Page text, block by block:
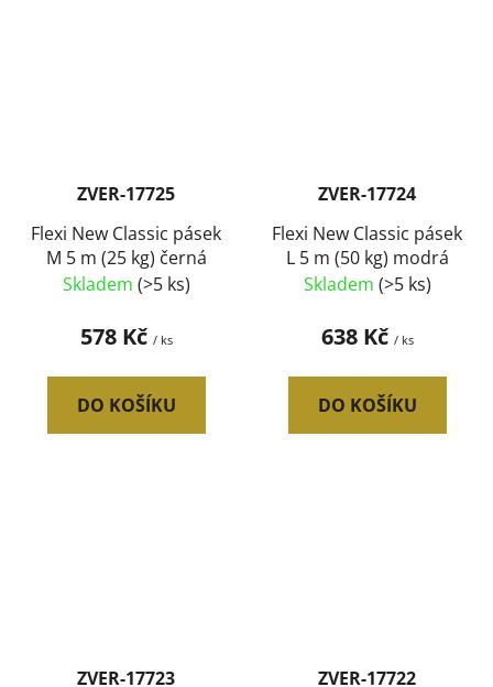
ZVER-17725
Flexi New Classic pásek
M 5 m (25 kg) černá
Skladem (>5 ks)
578 Kč / ks
DO KOŠÍKU
ZVER-17724
Flexi New Classic pásek
L 5 m (50 kg) modrá
Skladem (>5 ks)
638 Kč / ks
DO KOŠÍKU
ZVER-17723 ZVER-17722